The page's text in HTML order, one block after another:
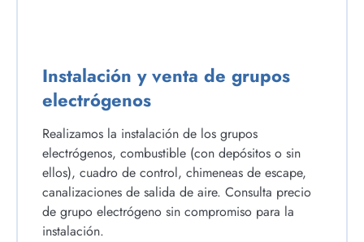
Instalación y venta de grupos
electrógenos
Realizamos la instalación de los grupos
electrógenos, combustible (con depósitos o sin
ellos), cuadro de control, chimeneas de escape,
canalizaciones de salida de aire. Consulta precio
de grupo electrógeno sin compromiso para la
instalación.